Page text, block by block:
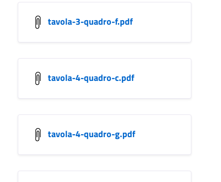
tavola-3-quadro-f.pdf
tavola-4-quadro-c.pdf
tavola-4-quadro-g.pdf